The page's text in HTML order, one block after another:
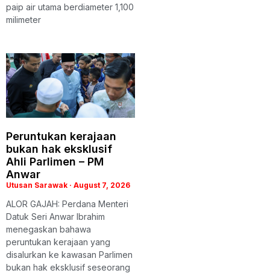
paip air utama berdiameter 1,100
milimeter
Peruntukan kerajaan
bukan hak eksklusif
Ahli Parlimen – PM
Anwar
Utusan Sarawak August 7, 2026
ALOR GAJAH: Perdana Menteri
Datuk Seri Anwar Ibrahim
menegaskan bahawa
peruntukan kerajaan yang
disalurkan ke kawasan Parlimen
bukan hak eksklusif seseorang